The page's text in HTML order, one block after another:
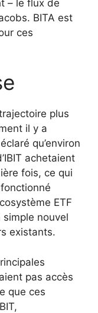
– le flux de
BITA est
ces
plus
il y a
qu’environ
achetaient
fois, ce qui
ETF
nouvel
existants.
pas accès
que ces